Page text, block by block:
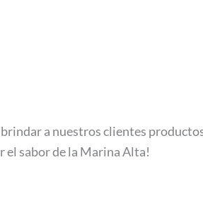
a nuestros clientes
el sabor de la Marina Alta!